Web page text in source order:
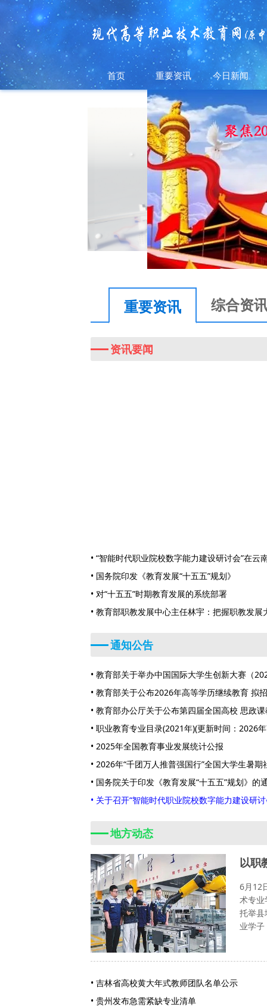
首页 重要资讯 今日新闻
重要资讯 综合资
资讯要闻
“
十
点
• “智能时代职业院校数字能力建设研讨会”在云
• 国务院印发《教育发展“十五五”规划》
• 对“十五五”时期教育发展的系统部署
• 教育部职教发展中心主任林宇：把握职教发
通知公告
• 教育部关于举办中国国际大学生创新大赛（
• 教育部关于公布2026年高等学历继续教育 拟
案结果的通知
• 教育部办公厅关于公布第四届全国高校 思政
• 职业教育专业目录(2021年)(更新时间：2026
• 2025年全国教育事业发展统计公报
• 2026年“千团万人推普强国行”全国大学生暑
• 国务院关于印发《教育发展“十五五”规划》的
• 关于召开“智能时代职业院校数字能力建设研
地方动态
以职
6月12
术专业
托举县
业学
• 吉林省高校黄大年式教师团队名单公示
• 贵州发布急需紧缺专业清单